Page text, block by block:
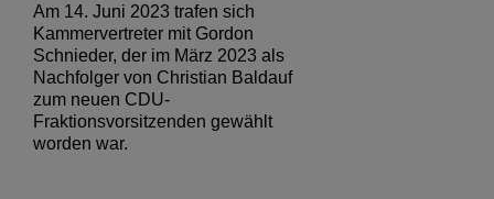
Am 14. Juni 2023 trafen sich
Kammervertreter mit Gordon
Schnieder, der im März 2023 als
Nachfolger von Christian Baldauf
zum neuen CDU-
Fraktionsvorsitzenden gewählt
worden war.